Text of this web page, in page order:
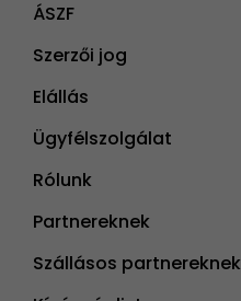
ÁSZF
Szerzői jog
Elállás
Ügyfélszolgálat
Rólunk
Partnereknek
Szállásos partnereknek